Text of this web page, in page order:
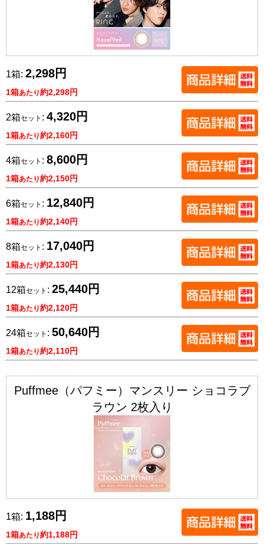
1箱: 2,298円
1箱あたり約2,298円
2箱セット : 4,320円
1箱あたり約2,160円
4箱セット : 8,600円
1箱あたり約2,150円
6箱セット : 12,840円
1箱あたり約2,140円
8箱セット : 17,040円
1箱あたり約2,130円
12箱セット : 25,440円
1箱あたり約2,120円
24箱セット : 50,640円
1箱あたり約2,110円
Puffmee（パフミー）マンスリー ショコラブ
ラウン 2枚入り
1箱: 1,188円
1箱あたり約1,188円